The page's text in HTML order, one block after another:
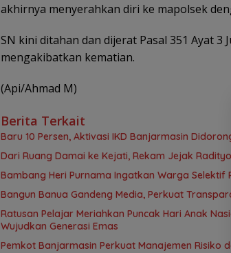
akhirnya menyerahkan diri ke mapolsek
SN kini ditahan dan dijerat Pasal 351 Ayat
mengakibatkan kematian.
(Api/Ahmad M)
Berita Terkait
Baru 10 Persen, Aktivasi IKD Banjarmasin
Dari Ruang Damai ke Kejati, Rekam Jejak
Bambang Heri Purnama Ingatkan Warga Selektif
Bangun Banua Gandeng Media, Perkuat
Ratusan Pelajar Meriahkan Puncak Hari Anak
Wujudkan Generasi Emas
Pemkot Banjarmasin Perkuat Manajemen Risiko